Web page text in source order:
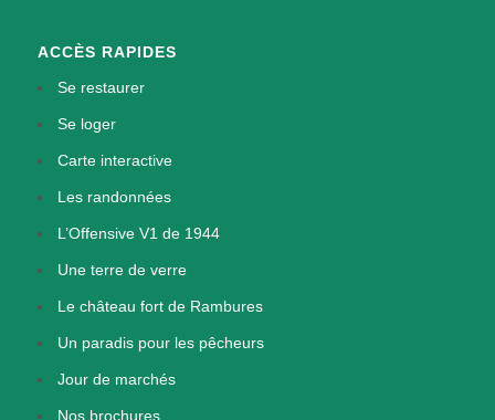
ACCÈS RAPIDES
Se restaurer
Se loger
Carte interactive
Les randonnées
L’Offensive V1 de 1944
Une terre de verre
Le château fort de Rambures
Un paradis pour les pêcheurs
Jour de marchés
Nos brochures